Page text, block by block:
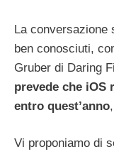
La conversazione
ben conosciuti,
Gruber di Daring
prevede che
entro quest’anno
Vi proponiamo di